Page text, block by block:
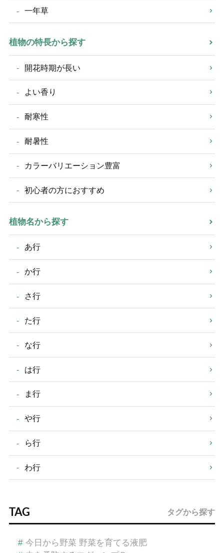
一年草
植物の特長から探す
開花時期が長い
よい香り
耐寒性
耐暑性
カラーバリエーション豊富
初心者の方におすすめ
植物名から探す
あ行
か行
さ行
た行
な行
は行
ま行
や行
ら行
わ行
TAG タグから探す
# 今日から野菜 野菜を育てる液肥